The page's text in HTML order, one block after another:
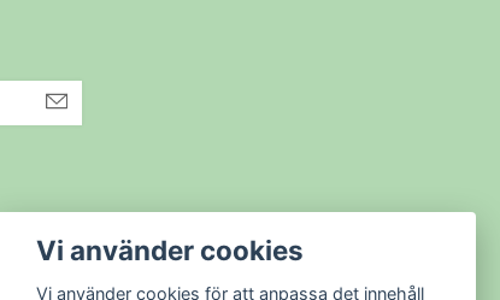
Vi använder cookies
Vi använder cookies för att anpassa det innehåll